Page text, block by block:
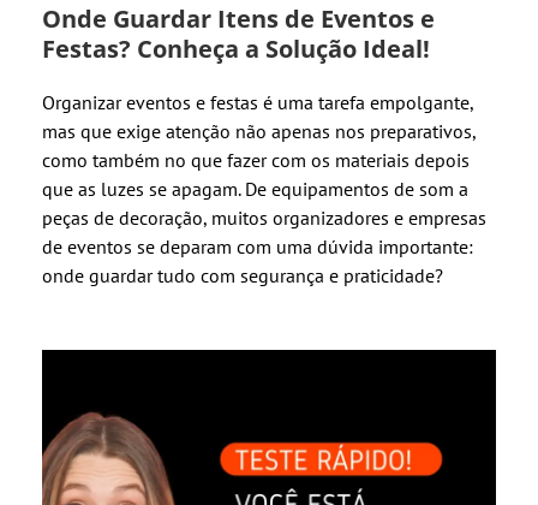
Onde Guardar Itens de Eventos e
Festas? Conheça a Solução Ideal!
Organizar eventos e festas é uma tarefa empolgante,
mas que exige atenção não apenas nos preparativos,
como também no que fazer com os materiais depois
que as luzes se apagam. De equipamentos de som a
peças de decoração, muitos organizadores e empresas
de eventos se deparam com uma dúvida importante:
onde guardar tudo com segurança e praticidade?